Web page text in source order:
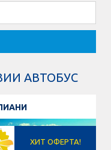
АВТОБУС
ХИТ ОФЕРТА!